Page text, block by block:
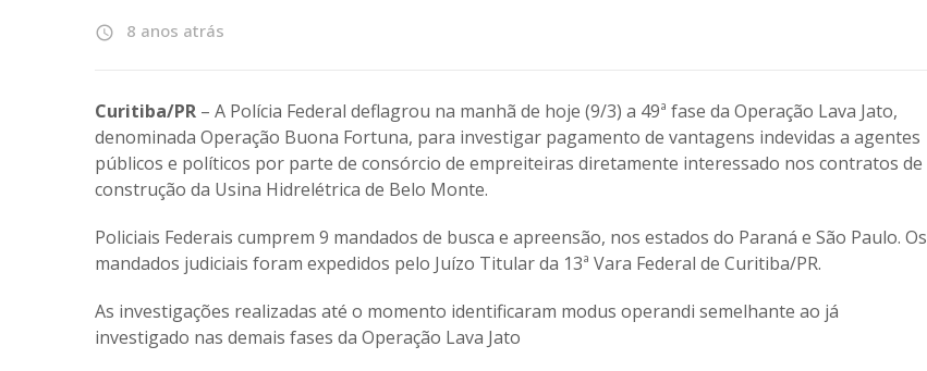
access_time 8 anos atrás
Curitiba/PR – A Polícia Federal deflagrou na manhã de hoje (9/3) a 49ª fase da Operação Lava Jato,
denominada Operação Buona Fortuna, para investigar pagamento de vantagens indevidas a agentes
públicos e políticos por parte de consórcio de empreiteiras diretamente interessado nos contratos de
construção da Usina Hidrelétrica de Belo Monte.
Policiais Federais cumprem 9 mandados de busca e apreensão, nos estados do Paraná e São Paulo. Os
mandados judiciais foram expedidos pelo Juízo Titular da 13ª Vara Federal de Curitiba/PR.
As investigações realizadas até o momento identificaram modus operandi semelhante ao já
investigado nas demais fases da Operação Lava Jato